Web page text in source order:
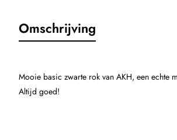
Omschrijving
Mooie basic zwarte rok van AKH, een echte
Altijd goed!